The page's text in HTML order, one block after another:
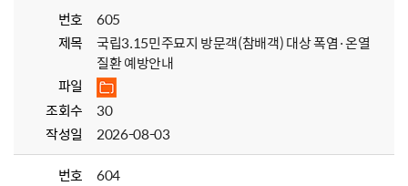
번호
605
제목
국립3.15민주묘지 방문객(참배객) 대상 폭염·온열
질환 예방안내
파일
조회수
30
작성일
2026-08-03
번호
604